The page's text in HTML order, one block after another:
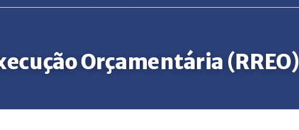
Orçamentária (RREO)